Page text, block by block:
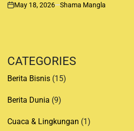
N
o
May 18, 2026 Shama Mangla
CATEGORIES
Berita Bisnis (15)
Berita Dunia (9)
Cuaca & Lingkungan (1)